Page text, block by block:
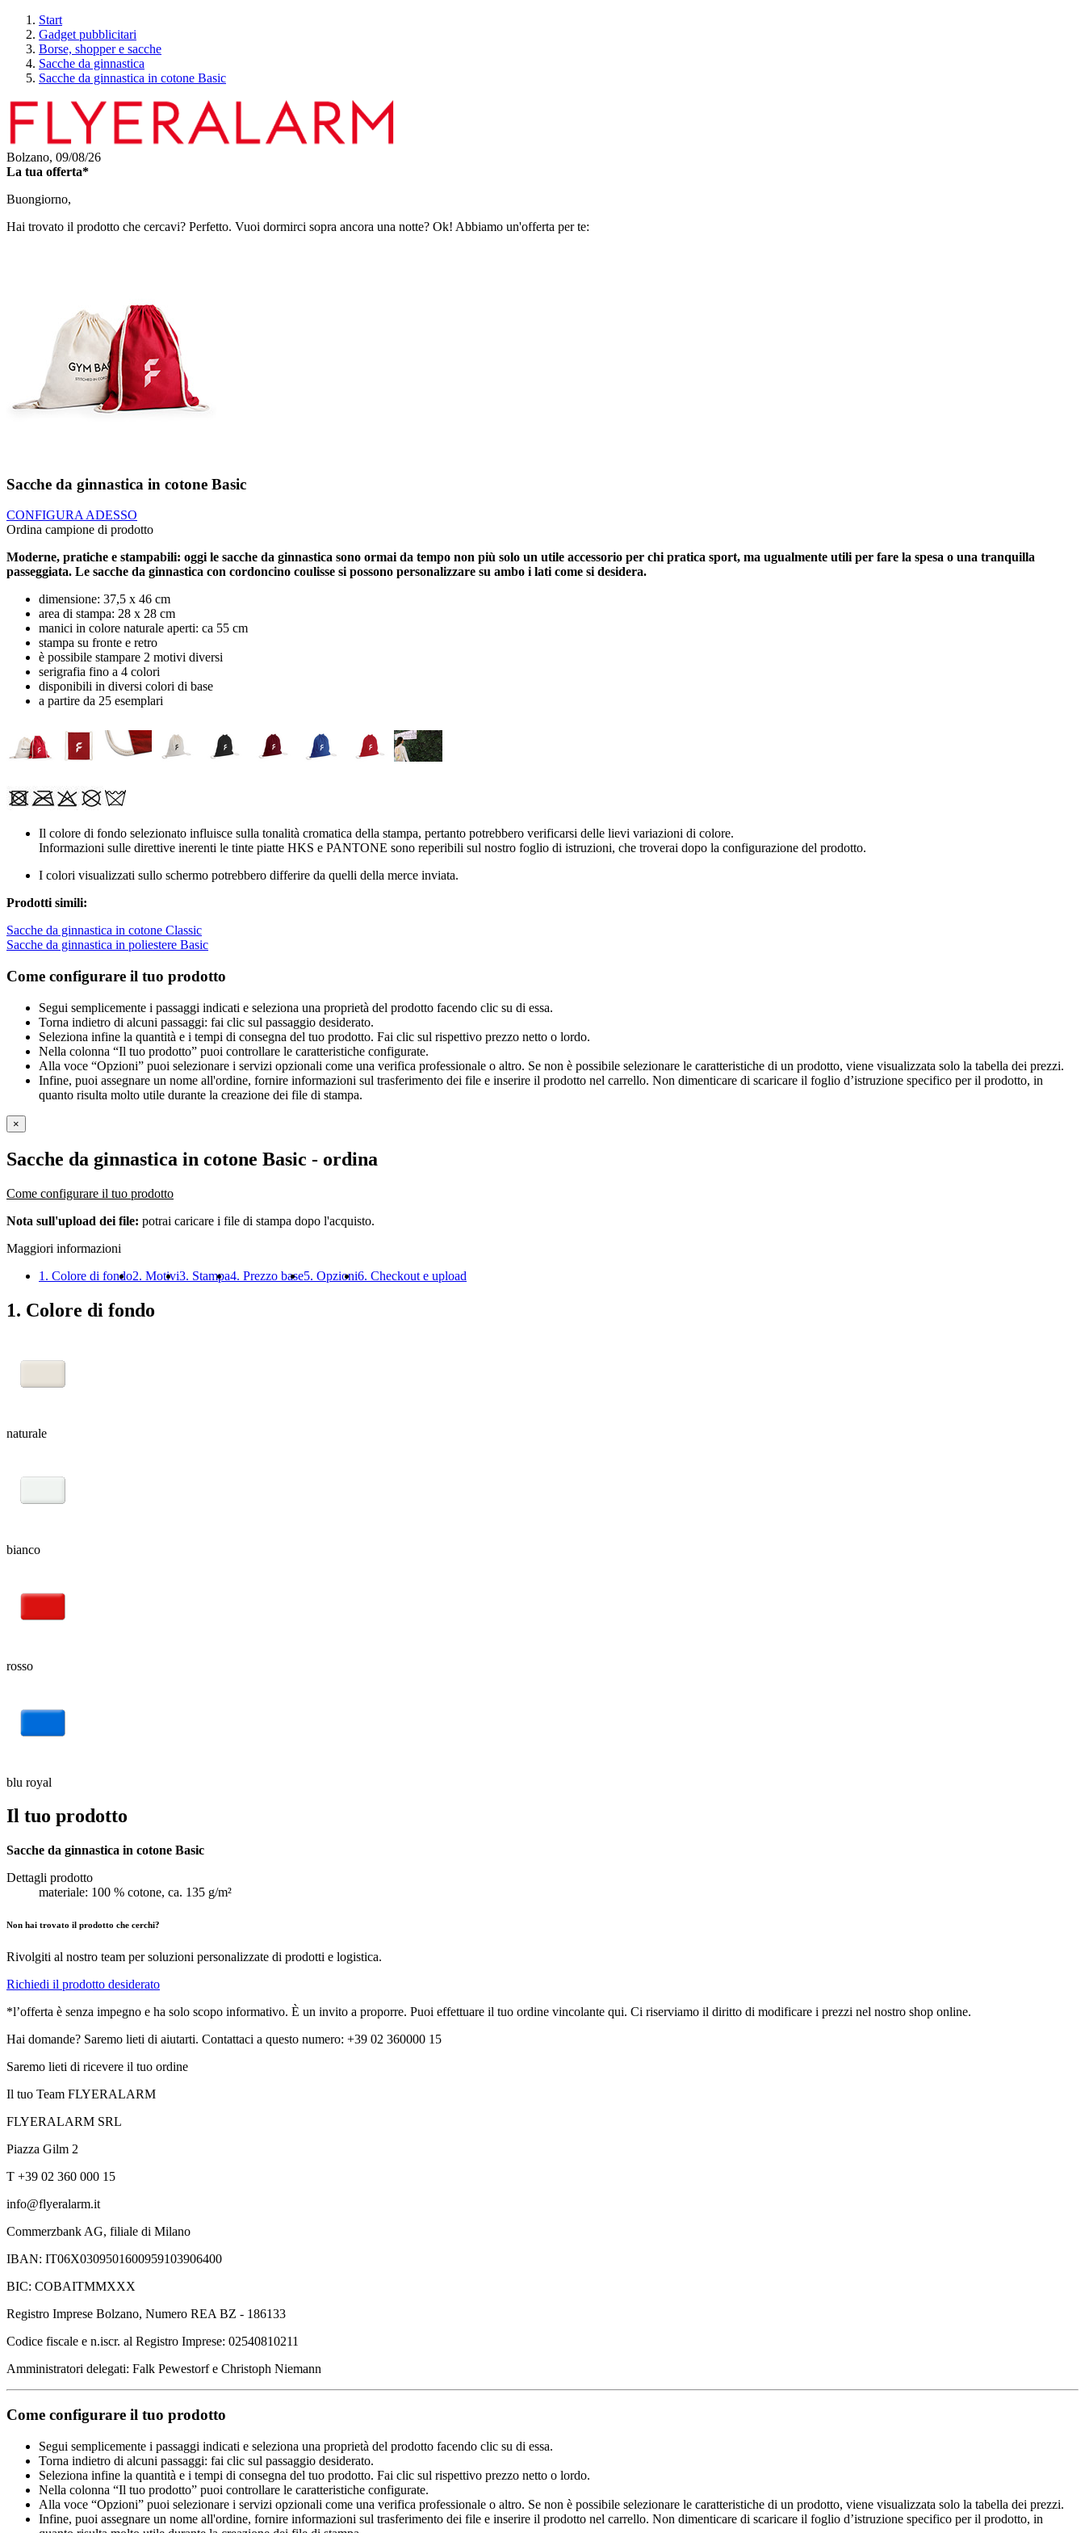
Start
Gadget pubblicitari
Borse, shopper e sacche
Sacche da ginnastica
Sacche da ginnastica in cotone Basic
Bolzano, 09/08/26
La tua offerta*
Buongiorno,
Hai trovato il prodotto che cercavi? Perfetto. Vuoi dormirci sopra ancora una notte? Ok! Abbiamo un'offerta per te:
Sacche da ginnastica in cotone Basic
CONFIGURA ADESSO
Ordina campione di prodotto
Moderne, pratiche e stampabili: oggi le sacche da ginnastica sono ormai da tempo non più solo un utile accessorio per chi pratica sport, ma ugualmente utili per fare la spesa o una tranquilla
passeggiata. Le sacche da ginnastica con cordoncino coulisse si possono personalizzare su ambo i lati come si desidera.
dimensione: 37,5 x 46 cm
area di stampa: 28 x 28 cm
manici in colore naturale aperti: ca 55 cm
stampa su fronte e retro
è possibile stampare 2 motivi diversi
serigrafia fino a 4 colori
disponibili in diversi colori di base
a partire da 25 esemplari
Il colore di fondo selezionato influisce sulla tonalità cromatica della stampa, pertanto potrebbero verificarsi delle lievi variazioni di colore.
Informazioni sulle direttive inerenti le tinte piatte HKS e PANTONE sono reperibili sul nostro foglio di istruzioni, che troverai dopo la configurazione del prodotto.
I colori visualizzati sullo schermo potrebbero differire da quelli della merce inviata.
Prodotti simili:
Sacche da ginnastica in cotone Classic
Sacche da ginnastica in poliestere Basic
Come configurare il tuo prodotto
Segui semplicemente i passaggi indicati e seleziona una proprietà del prodotto facendo clic su di essa.
Torna indietro di alcuni passaggi: fai clic sul passaggio desiderato.
Seleziona infine la quantità e i tempi di consegna del tuo prodotto. Fai clic sul rispettivo prezzo netto o lordo.
Nella colonna “Il tuo prodotto” puoi controllare le caratteristiche configurate.
Alla voce “Opzioni” puoi selezionare i servizi opzionali come una verifica professionale o altro. Se non è possibile selezionare le caratteristiche di un prodotto, viene visualizzata solo la tabella dei prezzi.
Infine, puoi assegnare un nome all'ordine, fornire informazioni sul trasferimento dei file e inserire il prodotto nel carrello. Non dimenticare di scaricare il foglio d’istruzione specifico per il prodotto, in
quanto risulta molto utile durante la creazione dei file di stampa.
×
Sacche da ginnastica in cotone Basic - ordina
Come configurare il tuo prodotto
Nota sull'upload dei file: potrai caricare i file di stampa dopo l'acquisto.
Maggiori informazioni
1. Colore di fondo2. Motivi3. Stampa4. Prezzo base5. Opzioni6. Checkout e upload
1. Colore di fondo
naturale
bianco
rosso
blu royal
Il tuo prodotto
Sacche da ginnastica in cotone Basic
Dettagli prodotto
materiale: 100 % cotone, ca. 135 g/m²
Non hai trovato il prodotto che cerchi?
Rivolgiti al nostro team per soluzioni personalizzate di prodotti e logistica.
Richiedi il prodotto desiderato
*l’offerta è senza impegno e ha solo scopo informativo. È un invito a proporre. Puoi effettuare il tuo ordine vincolante qui. Ci riserviamo il diritto di modificare i prezzi nel nostro shop online.
Hai domande? Saremo lieti di aiutarti. Contattaci a questo numero: +39 02 360000 15
Saremo lieti di ricevere il tuo ordine
Il tuo Team FLYERALARM
FLYERALARM SRL
Piazza Gilm 2
T +39 02 360 000 15
info@flyeralarm.it
Commerzbank AG, filiale di Milano
IBAN: IT06X0309501600959103906400
BIC: COBAITMMXXX
Registro Imprese Bolzano, Numero REA BZ - 186133
Codice fiscale e n.iscr. al Registro Imprese: 02540810211
Amministratori delegati: Falk Pewestorf e Christoph Niemann
Come configurare il tuo prodotto
Segui semplicemente i passaggi indicati e seleziona una proprietà del prodotto facendo clic su di essa.
Torna indietro di alcuni passaggi: fai clic sul passaggio desiderato.
Seleziona infine la quantità e i tempi di consegna del tuo prodotto. Fai clic sul rispettivo prezzo netto o lordo.
Nella colonna “Il tuo prodotto” puoi controllare le caratteristiche configurate.
Alla voce “Opzioni” puoi selezionare i servizi opzionali come una verifica professionale o altro. Se non è possibile selezionare le caratteristiche di un prodotto, viene visualizzata solo la tabella dei prezzi.
Infine, puoi assegnare un nome all'ordine, fornire informazioni sul trasferimento dei file e inserire il prodotto nel carrello. Non dimenticare di scaricare il foglio d’istruzione specifico per il prodotto, in